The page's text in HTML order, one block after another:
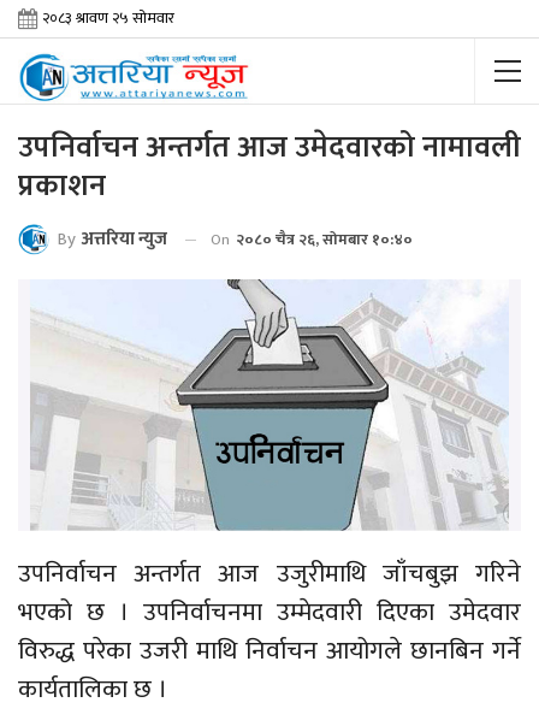
उपनिर्वाचन अन्तर्गत आज उमेदवारको नामावली
प्रकाशन
By अत्तरिया न्युज On २०८० चैत्र २६, सोमबार १०:४०
उपनिर्वाचन अन्तर्गत आज उजुरीमाथि जाँचबुझ गरिने
भएको छ । उपनिर्वाचनमा उम्मेदवारी दिएका उमेदवार
विरुद्ध परेका उजरी माथि निर्वाचन आयोगले छानबिन गर्ने
कार्यतालिका छ ।